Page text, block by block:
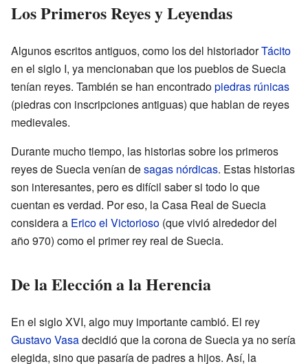
Los Primeros Reyes y Leyendas
Algunos escritos antiguos, como los del historiadorTácito
en el siglo I, ya mencionaban que los pueblos de Suecia
tenían reyes. También se han encontradopiedras rúnicas
(piedras con inscripciones antiguas) que hablan de reyes
medievales.
Durante mucho tiempo, las historias sobre los primeros
reyes de Suecia venían desagas nórdicas. Estas historias
son interesantes, pero es difícil saber si todo lo que
cuentan es verdad. Por eso, la Casa Real de Suecia
considera a Erico el Victorioso (que vivió alrededor del
año 970) como el primer rey real de Suecia.
De la Elección a la Herencia
En el siglo XVI, algo muy importante cambió. El rey
Gustavo Vasadecidió que la corona de Suecia ya no sería
elegida, sino que pasaría de padres a hijos. Así, la